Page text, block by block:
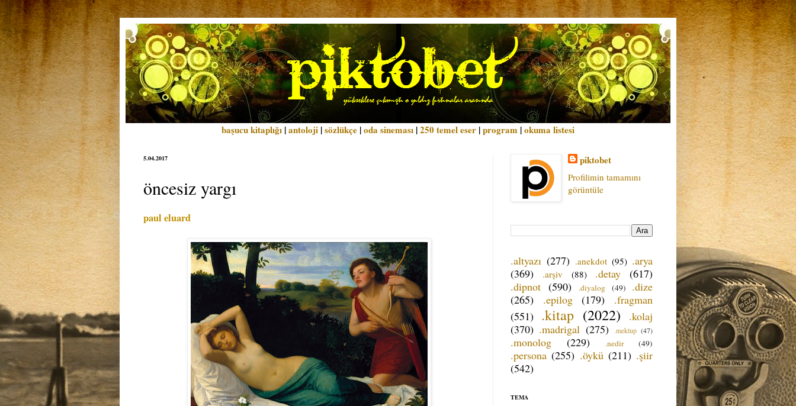
başucu kitaplığı |antoloji |sözlükçe |oda sineması |250 temel eser |program |okuma listesi
5.04.2017
öncesiz yargı
paul eluard
piktobet
Profilimin tamamını
görüntüle
.altyazı (277) .anekdot (95) .arya
(369)
.arşiv (88) .detay
(617)
.dipnot (590) .diyalog (49)
.dize
(265)
.epilog (179)
.fragman
(551) .kitap (2022)
.kolaj
(370) .madrigal (275) .mektup (47)
.monolog (229) .nedir (49)
.persona (255) .öykü (211) .şiir
(542)
TEMA